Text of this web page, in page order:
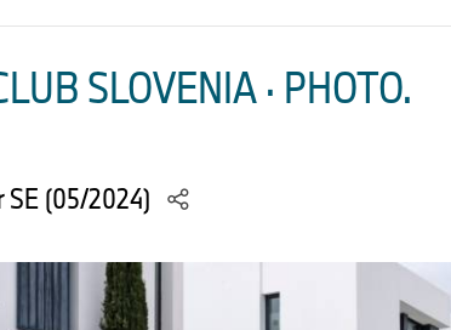
SLOVENIA · PHOTO.
SE (05/2024)